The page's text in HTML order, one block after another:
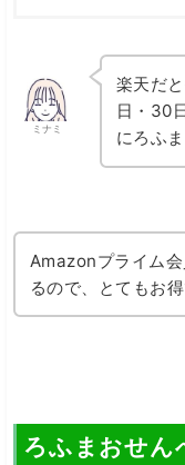
ミナミ
楽天だ
日・30
にろふ
Amazonプライム
るので、とてもお得
ろふまおせん